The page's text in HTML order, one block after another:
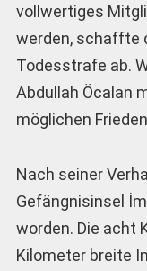
vollwertiges
werden, schaffte
Todesstrafe ab.
Abdullah Öcalan
möglichen
Nach seiner
Gefängnisinsel
worden. Die acht
Kilometer breite